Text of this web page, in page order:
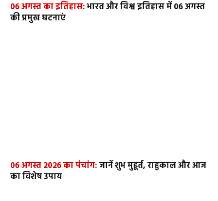
06 अगस्त का इतिहास:भारत और विश्व इतिहास में 06 अगस्त
की प्रमुख घटनाएं
06 अगस्त 2026 का पंचांग:जानें शुभ मुहूर्त, राहुकाल और आज
का विशेष उपाय